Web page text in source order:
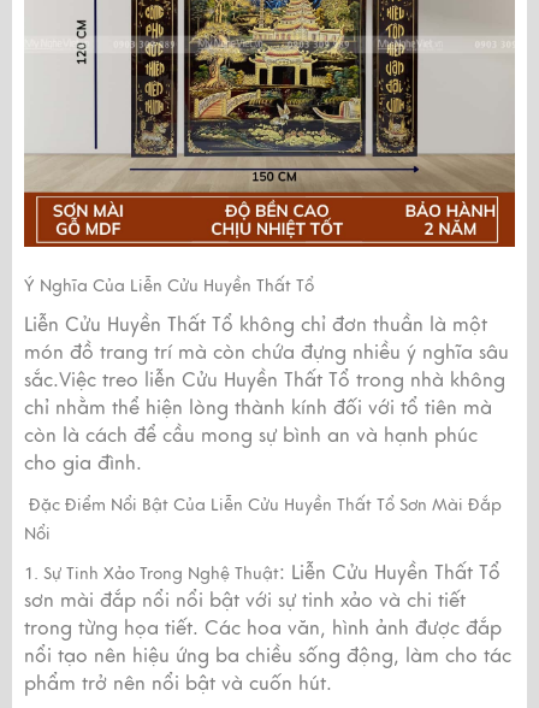
Ý Nghĩa Của Liễn Cửu Huyền Thất Tổ
Liễn Cửu Huyền Thất Tổ không chỉ đơn thuần là một
món đồ trang trí mà còn chứa đựng nhiều ý nghĩa sâu
sắc.Việc treo liễn Cửu Huyền Thất Tổ trong nhà không
chỉ nhằm thể hiện lòng thành kính đối với tổ tiên mà
còn là cách để cầu mong sự bình an và hạnh phúc
cho gia đình.
Đặc Điểm Nổi Bật Của Liễn Cửu Huyền Thất Tổ Sơn Mài Đắp
Nổi
1. Sự Tinh Xảo Trong Nghệ Thuật: Liễn Cửu Huyền Thất Tổ
sơn mài đắp nổi nổi bật với sự tinh xảo và chi tiết
trong từng họa tiết. Các hoa văn, hình ảnh được đắp
nổi tạo nên hiệu ứng ba chiều sống động, làm cho tác
phẩm trở nên nổi bật và cuốn hút.